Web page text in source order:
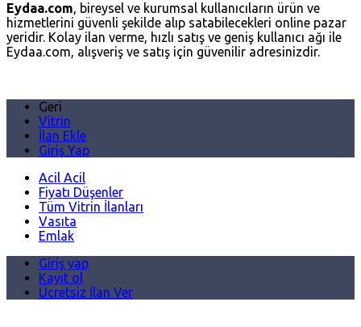
Eydaa.com, bireysel ve kurumsal kullanıcıların ürün ve
hizmetlerini güvenli şekilde alıp satabilecekleri online pazar
yeridir. Kolay ilan verme, hızlı satış ve geniş kullanıcı ağı ile
Eydaa.com, alışveriş ve satış için güvenilir adresinizdir.
Geri
Vitrin
İlan Ekle
Giriş Yap
Acil Acil
Fiyatı Düşenler
Tüm Vitrin İlanları
Vasıta
Emlak
Giriş yap
Kayıt ol
Ücretsiz İlan Ver